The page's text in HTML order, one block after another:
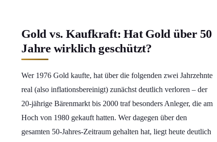
Gold vs. Kaufkraft: Hat Gold über 50
Jahre wirklich geschützt?
Wer 1976 Gold kaufte, hat über die folgenden zwei Jahrzehnte
real (also inflationsbereinigt) zunächst deutlich verloren – der
20-jährige Bärenmarkt bis 2000 traf besonders Anleger, die am
Hoch von 1980 gekauft hatten. Wer dagegen über den
gesamten 50-Jahres-Zeitraum gehalten hat, liegt heute deutlich